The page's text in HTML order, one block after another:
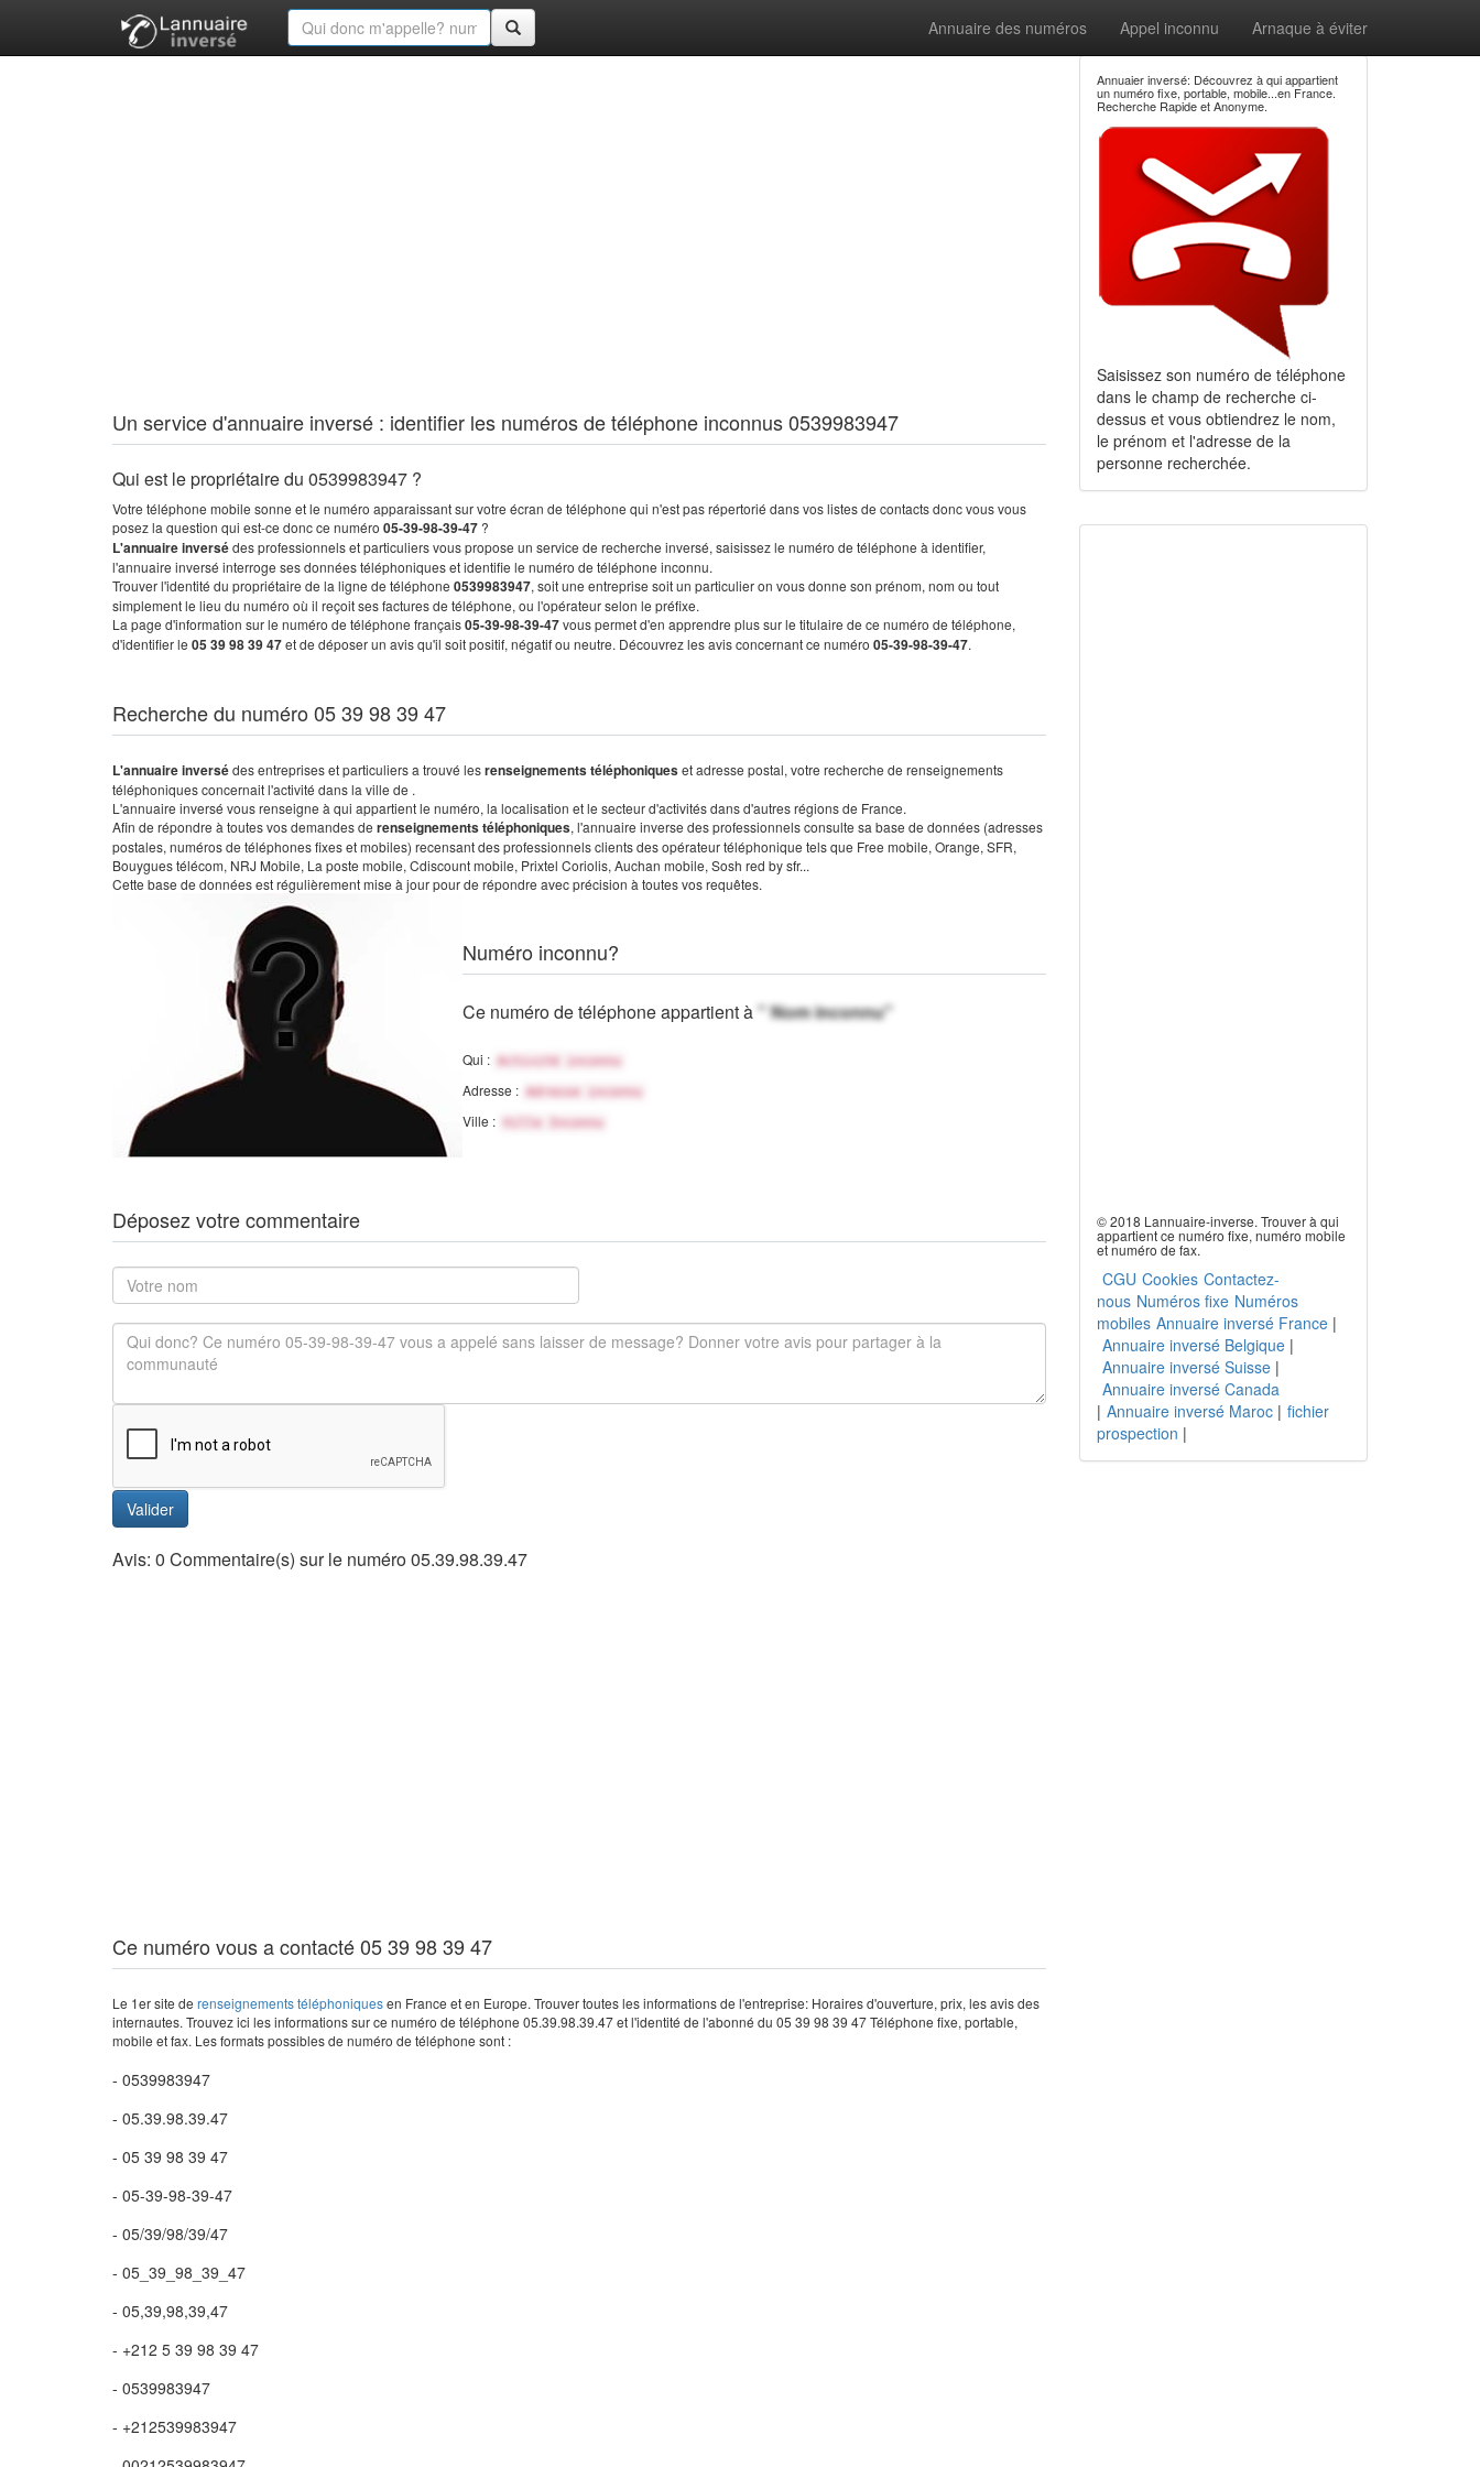
Annuaire des numéros Appel inconnu Arnaque à éviter
Un service d'annuaire inversé : identifier les numéros de téléphone inconnus 0539983947
Qui est le propriétaire du 0539983947 ?
Votre téléphone mobile sonne et le numéro apparaissant sur votre écran de téléphone qui n'est pas répertorié dans vos listes de contacts donc vous vous
posez la question qui est-ce donc ce numéro 05-39-98-39-47 ?
L'annuaire inversédes professionnels et particuliers vous propose un service de recherche inversé, saisissez le numéro de téléphone à identifier,
l'annuaire inversé interroge ses données téléphoniques et identifie le numéro de téléphone inconnu.
Trouver l'identité du propriétaire de la ligne de téléphone 0539983947, soit une entreprise soit un particulier on vous donne son prénom, nom ou tout
simplement le lieu du numéro où il reçoit ses factures de téléphone, ou l'opérateur selon le préfixe.
La page d'information sur le numéro de téléphone français05-39-98-39-47vous permet d'en apprendre plus sur le titulaire de ce numéro de téléphone,
d'identifier le 05 39 98 39 47et de déposer un avis qu'il soit positif, négatif ou neutre. Découvrez les avis concernant ce numéro 05-39-98-39-47.
Recherche du numéro 05 39 98 39 47
L'annuaire inversédes entreprises et particuliers a trouvé lesrenseignements téléphoniqueset adresse postal, votre recherche de renseignements
téléphoniques concernait l'activité dans la ville de .
L'annuaire inversé vous renseigne à qui appartient le numéro, la localisation et le secteur d'activités dans d'autres régions de France.
Afin de répondre à toutes vos demandes de renseignements téléphoniques, l'annuaire inverse des professionnels consulte sa base de données (adresses
postales, numéros de téléphones fixes et mobiles) recensant des professionnels clients des opérateur téléphonique tels que Free mobile, Orange, SFR,
Bouygues télécom, NRJ Mobile, La poste mobile, Cdiscount mobile, Prixtel Coriolis, Auchan mobile, Sosh red by sfr...
Cette base de données est régulièrement mise à jour pour de répondre avec précision à toutes vos requêtes.
Numéro inconnu?
Ce numéro de téléphone appartient à" Nom inconnu"
Qui : Activité inconnu
Adresse : Adresse inconnu
Ville : Ville Inconnu
Déposez votre commentaire
Valider
Avis: 0 Commentaire(s) sur le numéro 05.39.98.39.47
Ce numéro vous a contacté 05 39 98 39 47
Le 1er site de renseignements téléphoniquesen France et en Europe. Trouver toutes les informations de l'entreprise: Horaires d'ouverture, prix, les avis des
internautes. Trouvez ici les informations sur ce numéro de téléphone 05.39.98.39.47 et l'identité de l'abonné du 05 39 98 39 47 Téléphone fixe, portable,
mobile et fax. Les formats possibles de numéro de téléphone sont :
- 0539983947
- 05.39.98.39.47
- 05 39 98 39 47
- 05-39-98-39-47
- 05/39/98/39/47
- 05_39_98_39_47
- 05,39,98,39,47
- +212 5 39 98 39 47
- 0539983947
- +212539983947
Annuaier inversé: Découvrez à qui appartient
un numéro fixe, portable, mobile...en France.
Recherche Rapide et Anonyme.
Saisissez son numéro de téléphone
dans le champ de recherche ci-
dessus et vous obtiendrez le nom,
le prénom et l'adresse de la
personne recherchée.
© 2018 Lannuaire-inverse. Trouver à qui
appartient ce numéro fixe, numéro mobile
et numéro de fax.
CGU Cookies Contactez-
nous Numéros fixe Numéros
mobiles Annuaire inversé France|
Annuaire inversé Belgique|
Annuaire inversé Suisse|
Annuaire inversé Canada
| Annuaire inversé Maroc| fichier
prospection |